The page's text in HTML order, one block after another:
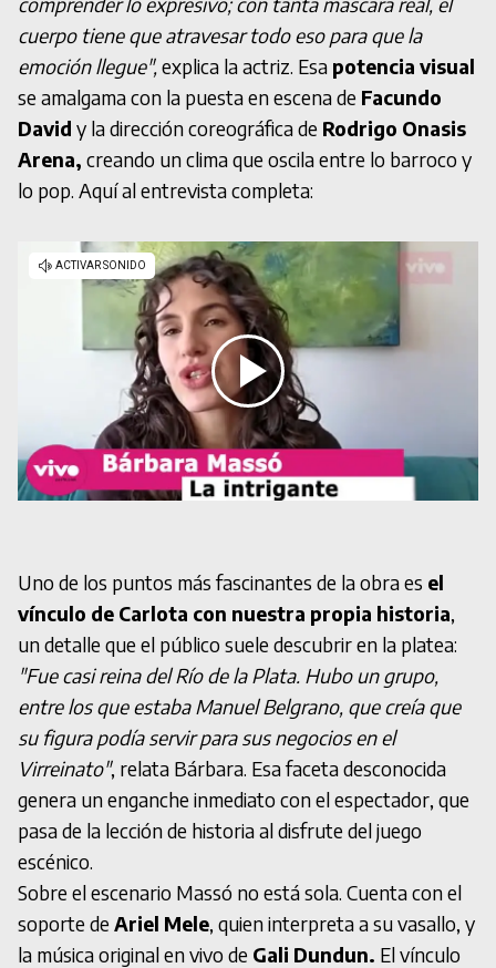
cuerpo tiene que atravesar todo eso para que la
emoción llegue",explica la actriz. Esa potencia visual
se amalgama con la puesta en escena de Facundo
David y la dirección coreográfica de Rodrigo Onasis
Arena, creando un clima que oscila entre lo barroco y
lo pop. Aquí al entrevista completa:
Uno de los puntos más fascinantes de la obra es el
vínculo de Carlota con nuestra propia historia,
un detalle que el público suele descubrir en la platea:
"Fue casi reina del Río de la Plata. Hubo un grupo,
entre los que estaba Manuel Belgrano, que creía que
su figura podía servir para sus negocios en el
Virreinato", relata Bárbara. Esa faceta desconocida
genera un enganche inmediato con el espectador, que
pasa de la lección de historia al disfrute del juego
escénico.
Sobre el escenario Massó no está sola. Cuenta con el
soporte deAriel Mele, quien interpreta a su vasallo, y
la música original en vivo de Gali Dundun. El vínculo